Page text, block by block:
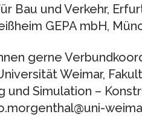
Bau und Verkehr,
GEPA mbH,
gerne
Weimar,
Simulation –